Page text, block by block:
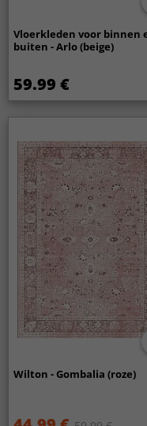
Vloerkleden voor binnen
buiten - Arlo (beige)
59.99 €
Wilton - Gombalia (roze)